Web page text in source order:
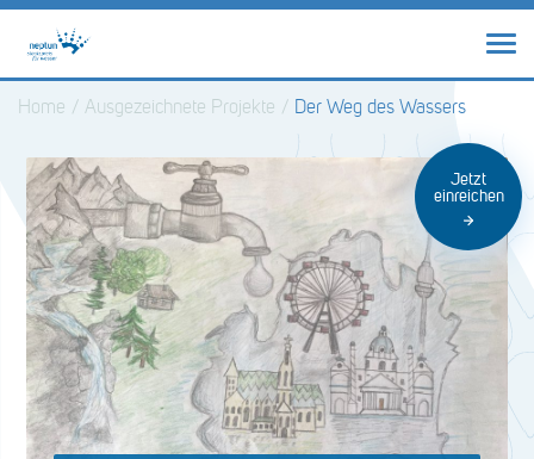
Jetzt
einreichen
Home / Ausgezeichnete Projekte / Der Weg des Wassers